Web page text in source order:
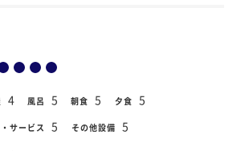
4 風呂 5 朝食 5 夕食 5
サービス 5 その他設備 5